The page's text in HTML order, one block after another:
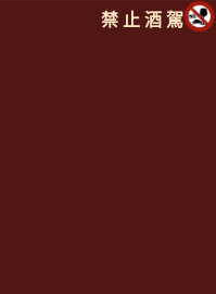
禁 止 酒 駕